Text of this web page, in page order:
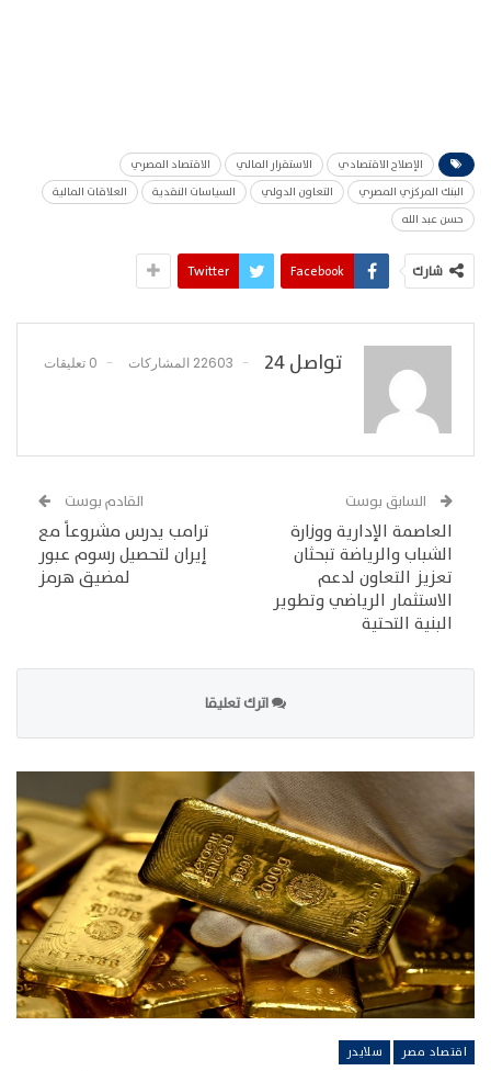
الإصلاح الاقتصادي الاستقرار المالي
الاقتصاد المصري
البنك المركزي المصري
التعاون الدولي السياسات النقدية
العلاقات المالية
حسن عبد الله
شارك Facebook
Twitter
تواصل 24 22603 المشاركات 0 تعليقات
السابق بوست
العاصمة الإدارية ووزارة
الشباب والرياضة تبحثان
تعزيز التعاون لدعم
الاستثمار الرياضي وتطوير
البنية التحتية
القادم بوست
ترامب يدرس مشروعاً مع
إيران لتحصيل رسوم عبور
لمضيق هرمز
اترك تعليقا
اقتصاد مصر سلايدر